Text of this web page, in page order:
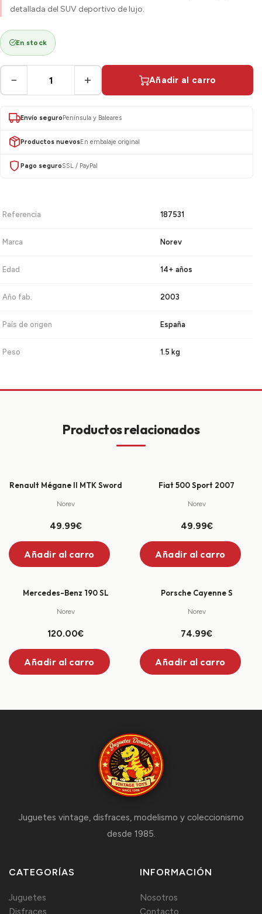
detallada del SUV deportivo de lujo.
En stock
− + Añadir al carro
Envío seguro Península y Baleares
Productos nuevosEn embalaje original
Pago seguroSSL / PayPal
Referencia 187531
Marca Norev
Edad 14+ años
Año fab. 2003
País de origen España
Peso 1.5 kg
Productos relacionados
Renault Mégane II MTK Sword
Norev
49.99€
Añadir al carro
Fiat 500 Sport 2007
Norev
49.99€
Añadir al carro
+
Mercedes-Benz 190 SL
Norev
120.00€
Añadir al carro
+
Porsche Cayenne S
Norev
74.99€
Añadir al carro
Juguetes vintage, disfraces, modelismo y coleccionismo
desde 1985.
CATEGORÍAS
Juguetes
INFORMACIÓN
Nosotros